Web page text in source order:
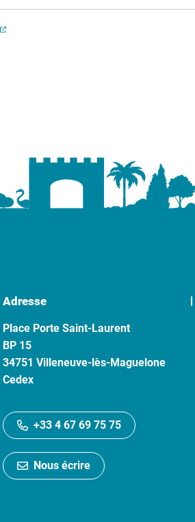
(ouverture dans un nouvel onglet)
un nouvel onglet)
Adresse
Place Porte Saint-Laurent
BP 15
34751 Villeneuve-lès-Maguelone
Cedex
+33 4 67 69 75 75
Nous écrire